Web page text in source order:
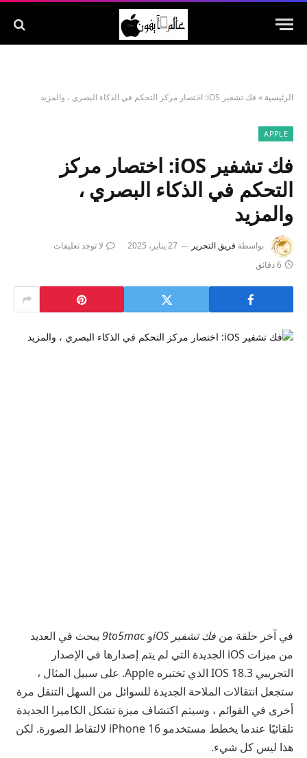
الرئيسية » فك تشفير iOS: اختصار مركز التحكم في الذكاء البصري ، والمزيد
APPLE
فك تشفير iOS: اختصار مركز
التحكم في الذكاء البصري ،
والمزيد
بواسطة فريق التحرير 27 يناير، 2025
لا توجد تعليقات
6 دقائق
في آخر حلقة من فك تشفير iOS و9to5mac يبحث في العديد
من ميزات iOS الجديدة التي لم يتم إصدارها في الإصدار
التجريبي IOS 18.3 الذي تختبره Apple. على سبيل المثال ،
ستجعل انتقالات الملاحة الجديدة للسوائل من السهل التنقل مرة
أخرى في القوائم ، وسيتم اكتشاف ميزة تشكل الكاميرا الجديدة
تلقائيًا عندما يخطط مستخدمو iPhone 16 لالتقاط الصورة. لكن
هذا ليس كل شيء.